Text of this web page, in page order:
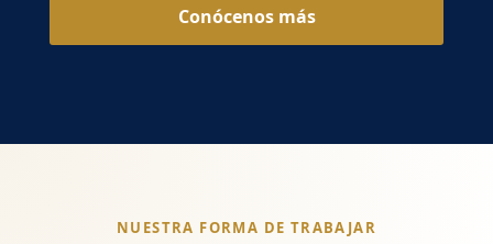
Conócenos más
NUESTRA FORMA DE TRABAJAR